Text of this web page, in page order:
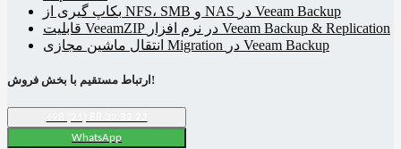
بکاپ گیری از NFS، SMB و NAS در Veeam Backup
قابلیت VeeamZIP در نرم افزار Veeam Backup & Replication
انتقال ماشین مجازی Migration در Veeam Backup
ارتباط مستقیم با بخش فروش!
WhatsApp